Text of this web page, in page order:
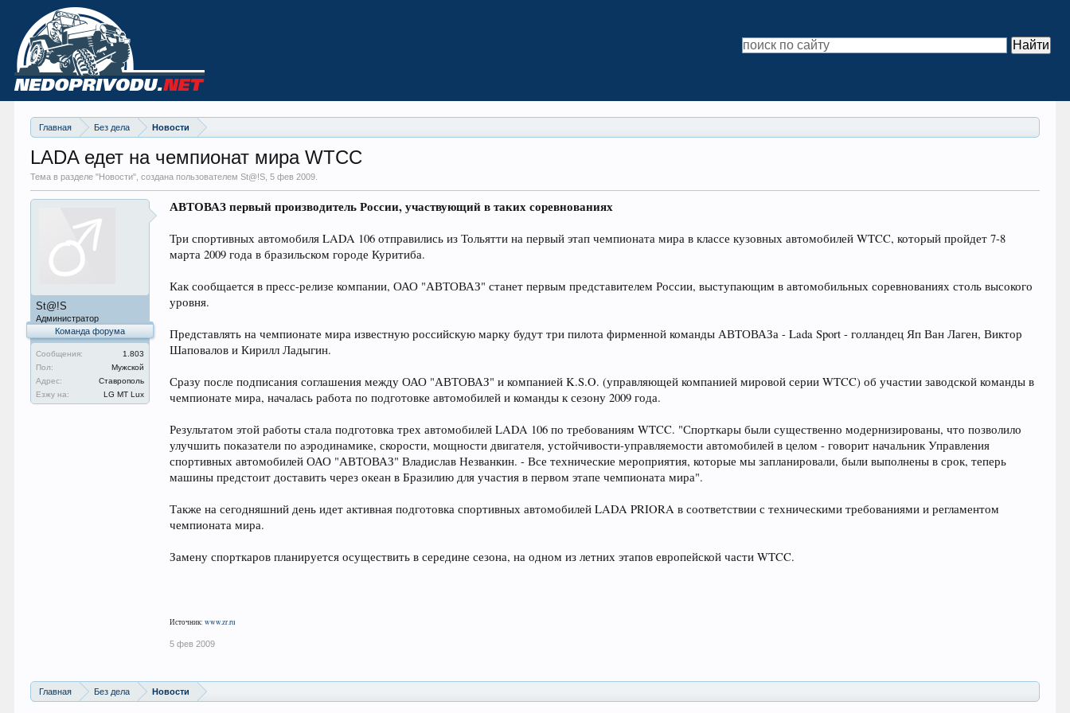
Главная Без дела Новости
LADA едет на чемпионат мира WTCC
Тема в разделе "Новости", создана пользователем St@!S,5 фев 2009
St@!S
Администратор
Команда форума
Сообщения:
1.803
Пол:
Мужской
Адрес:
Ставрополь
Езжу на:
LG MT Lux
АВТОВАЗ первый производитель России, участвующий в таких соревнованиях
Три спортивных автомобиля LADA 106 отправились из Тольятти на первый этап чемпионата мира в классе кузовных автомобилей WTCC, который пройдет 7-8
марта 2009 года в бразильском городе Куритиба.
Как сообщается в пресс-релизе компании, ОАО "АВТОВАЗ" станет первым представителем России, выступающим в автомобильных соревнованиях столь высокого
уровня.
Представлять на чемпионате мира известную российскую марку будут три пилота фирменной команды АВТОВАЗа - Lada Sport - голландец Яп Ван Лаген, Виктор
Шаповалов и Кирилл Ладыгин.
Сразу после подписания соглашения между ОАО "АВТОВАЗ" и компанией K.S.O. (управляющей компанией мировой серии WTCC) об участии заводской команды в
чемпионате мира, началась работа по подготовке автомобилей и команды к сезону 2009 года.
Результатом этой работы стала подготовка трех автомобилей LADA 106 по требованиям WTCC. "Спорткары были существенно модернизированы, что позволило
улучшить показатели по аэродинамике, скорости, мощности двигателя, устойчивости-управляемости автомобилей в целом - говорит начальник Управления
спортивных автомобилей ОАО "АВТОВАЗ" Владислав Незванкин. - Все технические мероприятия, которые мы запланировали, были выполнены в срок, теперь
машины предстоит доставить через океан в Бразилию для участия в первом этапе чемпионата мира".
Также на сегодняшний день идет активная подготовка спортивных автомобилей LADA PRIORA в соответствии с техническими требованиями и регламентом
чемпионата мира.
Замену спорткаров планируется осуществить в середине сезона, на одном из летних этапов европейской части WTCC.
Источник:www.zr.ru
5 фев 2009
Главная Без дела Новости